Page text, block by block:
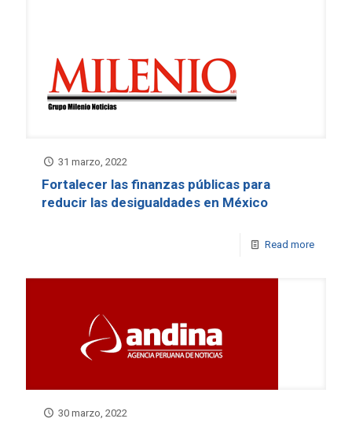
31 marzo, 2022
Fortalecer las finanzas públicas para
reducir las desigualdades en México
Read more
30 marzo, 2022